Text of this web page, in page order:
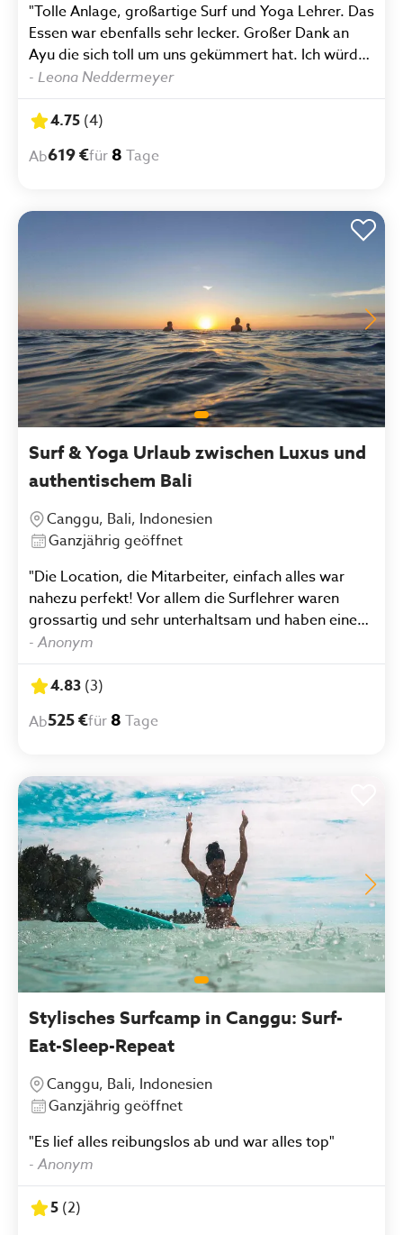
"Tolle Anlage, großartige Surf und Yoga Lehrer. Das
Essen war ebenfalls sehr lecker. Großer Dank an
Ayu die sich toll um uns gekümmert hat. Ich würde
jederzeit wieder buchen!"
- Leona Neddermeyer
4.75 (4)
Ab619 €für 8 Tage
Surf & Yoga Urlaub zwischen Luxus und
authentischem Bali
Canggu, Bali, Indonesien
Ganzjährig geöffnet
"Die Location, die Mitarbeiter, einfach alles war
nahezu perfekt! Vor allem die Surflehrer waren
grossartig und sehr unterhaltsam und haben einen
sehr wohl fühlen lassen. "
- Anonym
4.83 (3)
Ab525 €für 8 Tage
Stylisches Surfcamp in Canggu: Surf-
Eat-Sleep-Repeat
Canggu, Bali, Indonesien
Ganzjährig geöffnet
"Es lief alles reibungslos ab und war alles top"
- Anonym
5 (2)